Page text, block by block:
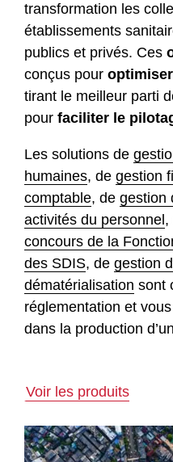
transformation les
établissements
publics et privés. Ces
conçus pour
tirant le meilleur parti
pour faciliter le
Les solutions de
humaines, de gestion
comptable, de gestion
activités du personnel ,
concours de la
des SDIS, de gestion
dématérialisation sont
réglementation et
dans la production
Voir les produits